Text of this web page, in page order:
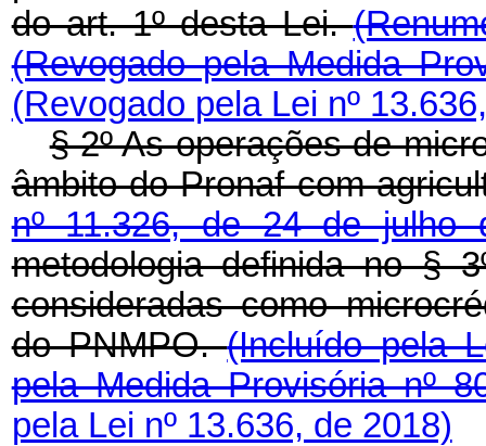
do art. 1º desta Lei.
(Revogado pela Medida
(Revogado pela Lei nº
§ 2º As operações de
âmbito do Pronaf com
nº 11.326, de 24 de
metodologia definida no §
consideradas como
do PNMPO.(Incluído pela
pela Medida Provisória nº
pela Lei nº 13.636, de 2018)